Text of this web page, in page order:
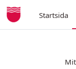
Gå direkt till
Startsida